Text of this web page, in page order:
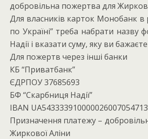
добровільна пожертва для
Для власників карток Монобанк в
по Україні” треба набрати назву
Надії і вказати суму, яку ви
Для пожертв через інші банки
КБ “Приватбанк”
ЄДРПОУ 37685693
БФ “Скарбниця Надії”
IBAN
Призначення платежу –
Жиркової Аліни